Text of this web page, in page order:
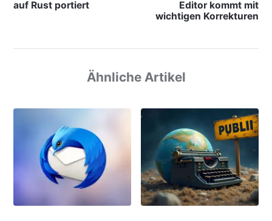
auf Rust portiert
Editor kommt mit
wichtigen Korrekturen
Ähnliche Artikel